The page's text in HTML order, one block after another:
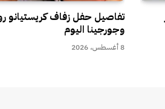
تفاصيل حفل زفاف كريستيانو
وجورجينا اليوم
8 أغسطس، 2026